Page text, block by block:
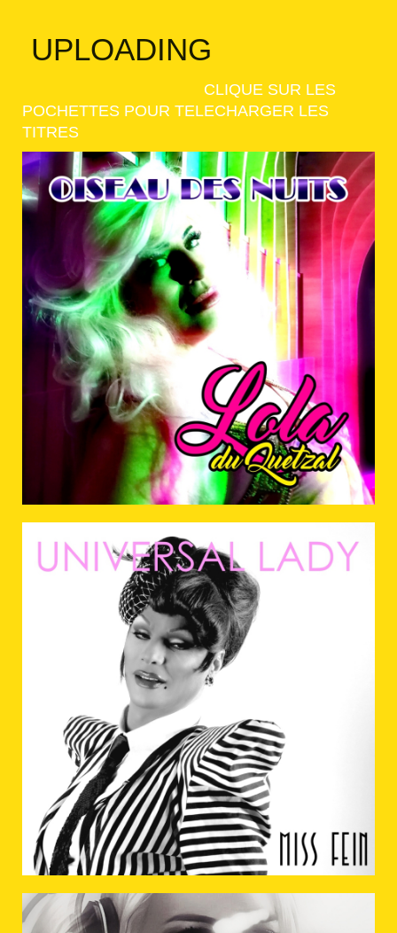
UPLOADING
CLIQUE SUR LES
POCHETTES POUR TELECHARGER LES
TITRES